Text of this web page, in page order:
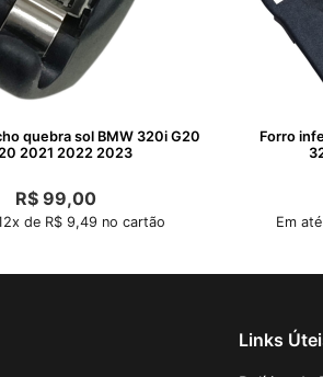
quebra sol BMW 320i G20
2021 2022 2023
R$99,00
de R$ 9,49 no cartão
Forro
Em
Links